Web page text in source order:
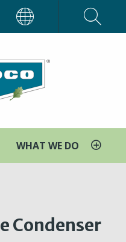
WHAT WE DO
Condenser